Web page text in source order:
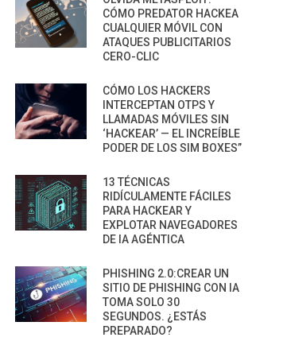
CÓMO PREDATOR HACKEA
CUALQUIER MÓVIL CON
ATAQUES PUBLICITARIOS
CERO-CLIC
CÓMO LOS HACKERS
INTERCEPTAN OTPS Y
LLAMADAS MÓVILES SIN
‘HACKEAR’ — EL INCREÍBLE
PODER DE LOS SIM BOXES”
13 TÉCNICAS
RIDÍCULAMENTE FÁCILES
PARA HACKEAR Y
EXPLOTAR NAVEGADORES
DE IA AGÉNTICA
PHISHING 2.0:CREAR UN
SITIO DE PHISHING CON IA
TOMA SOLO 30
SEGUNDOS. ¿ESTÁS
PREPARADO?